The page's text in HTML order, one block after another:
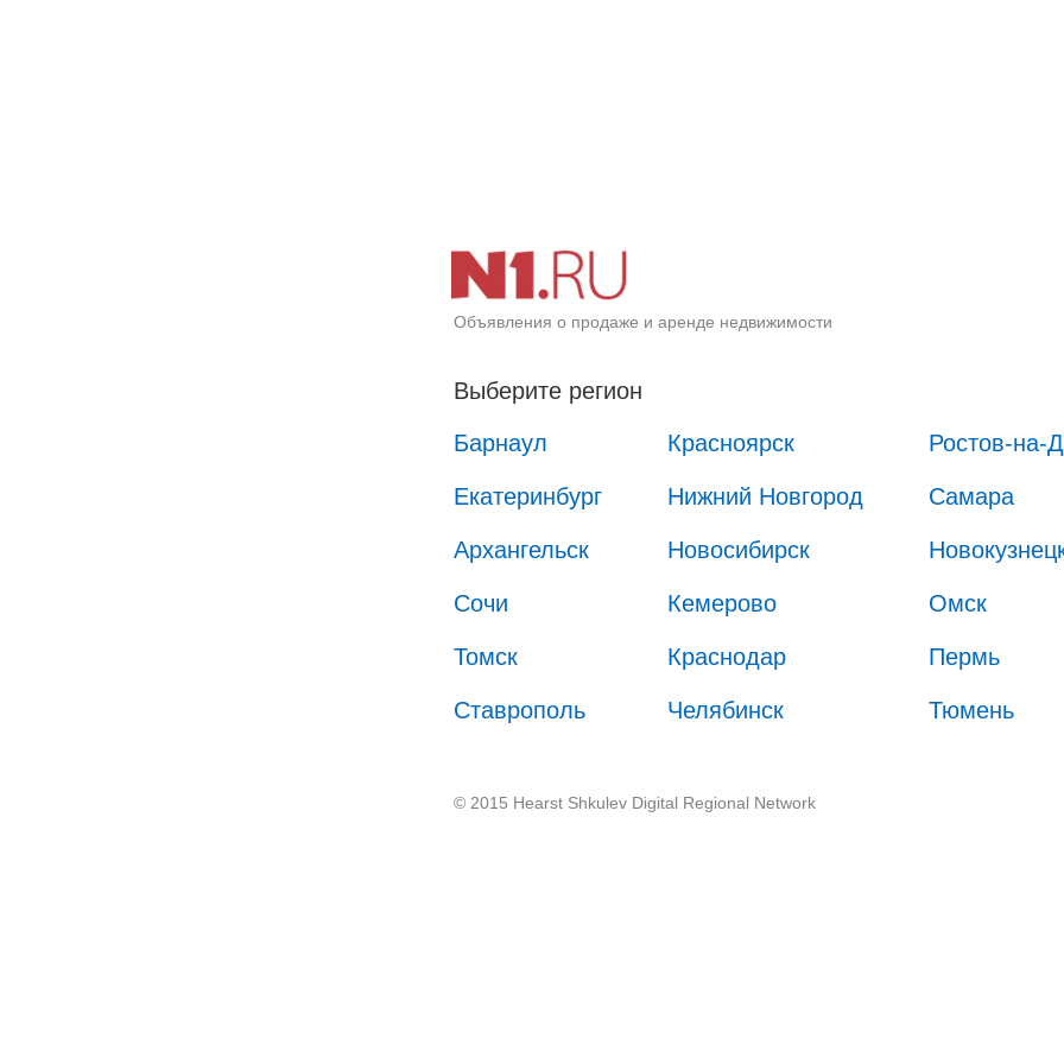
Объявления о продаже и аренде недвижимости
Выберите регион
Барнаул
Красноярск Ростов-на-
Екатеринбург Нижний Новгород Самара
Архангельск Новосибирск
Сочи Кемерово Омск
Томск Краснодар Пермь
Ставрополь Челябинск Тюмень
© 2015 Hearst Shkulev Digital Regional Network